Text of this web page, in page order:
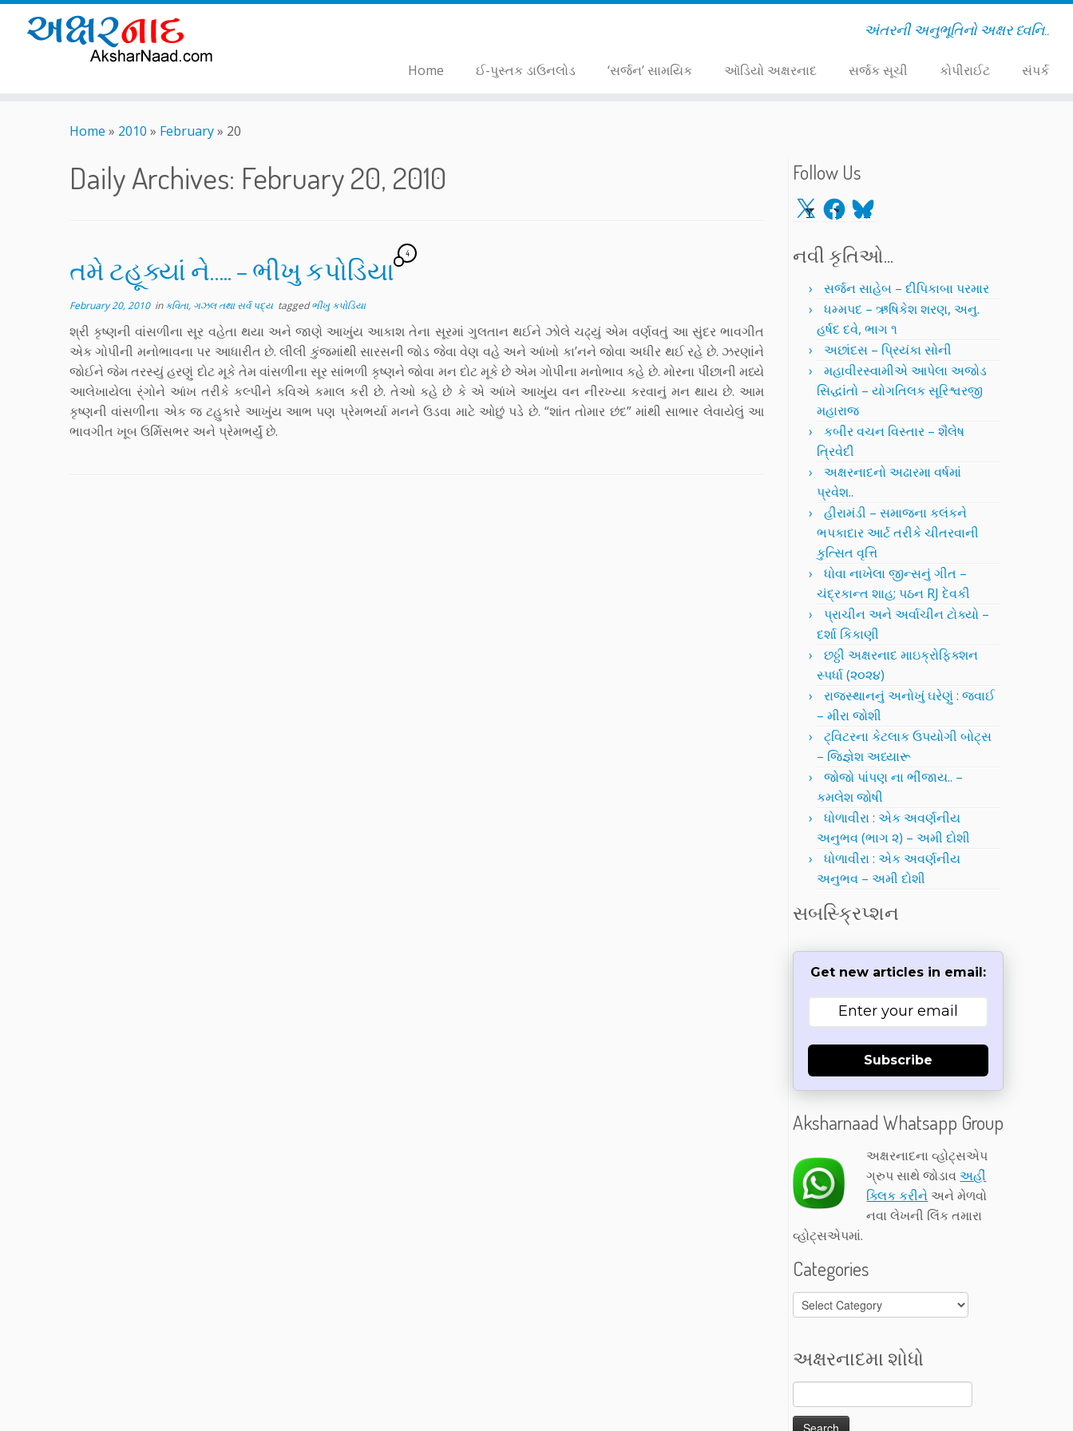
અંતરની અનુભૂતિનો અક્ષર ધ્વનિ..
Home ઈ-પુસ્તક ડાઉનલોડ ‘સર્જન’ સામયિક ઑડિયો અક્ષરનાદ સર્જક સૂચી કોપીરાઈટ સંપર્ક
Home » 2010 » February» 20
Daily Archives: February 20, 2010
તમે ટહૂક્યાં ને….. – ભીખુ કપોડિયા
4
February 20, 2010inકવિતા, ગઝલ તથા સર્વ પદ્ય taggedભીખુ કપોડિયા
શ્રી કૃષ્ણની વાંસળીના સૂર વહેતા થયા અને જાણે આખુંય આકાશ તેના સૂરમાં ગુલતાન થઈને ઝોલે ચઢ્યું એમ વર્ણવતું આ સુંદર ભાવગીત
એક ગોપીની મનોભાવના પર આધારીત છે. લીલી કુંજમાંથી સારસની જોડ જેવા વેણ વહે અને આંખો કા’નને જોવા અધીર થઈ રહે છે. ઝરણાંને
જોઈને જેમ તરસ્યું હરણું દોટ મૂકે તેમ વાંસળીના સૂર સાંભળી કૃષ્ણને જોવા મન દોટ મૂકે છે એમ ગોપીના મનોભાવ કહે છે. મોરના પીંછાની મધ્યે
આલેખાયેલા ર્ંગોને આંખ તરીકે કલ્પીને કવિએ કમાલ કરી છે. તેઓ કહે છે કે એ આંખે આખુંય વન નીરખ્યા કરવાનું મન થાય છે. આમ
કૃષ્ણની વાંસળીના એક જ ટહુકારે આખુંય આભ પણ પ્રેમભર્યા મનને ઉડવા માટે ઓછું પડે છે. “શાંત તોમાર છંદ” માંથી સાભાર લેવાયેલું આ
ભાવગીત ખૂબ ઉર્મિસભર અને પ્રેમભર્યું છે.
Follow Us
X Facebook
Bluesky
નવી કૃતિઓ…
સર્જન સાહેબ – દીપિકાબા પરમાર
ધમ્મપદ – ઋષિકેશ શરણ, અનુ.
હર્ષદ દવે, ભાગ ૧
અછાંદસ – પ્રિયંકા સોની
મહાવીરસ્વામીએ આપેલા અજોડ
સિદ્ધાંતો – યોગતિલક સૂરિશ્વરજી
મહારાજ
કબીર વચન વિસ્તાર – શૈલેષ
ત્રિવેદી
અક્ષરનાદનો અઢારમા વર્ષમાં
પ્રવેશ..
હીરામંડી – સમાજના કલંકને
ભપકાદાર આર્ટ તરીકે ચીતરવાની
કુત્સિત વૃત્તિ
ધોવા નાખેલા જીન્સનું ગીત –
ચંદ્રકાન્ત શાહ; પઠન RJ દેવકી
પ્રાચીન અને અર્વાચીન ટોક્યો –
દર્શા કિકાણી
છઠ્ઠી અક્ષરનાદ માઇક્રોફિક્શન
સ્પર્ધા (૨૦૨૪)
રાજસ્થાનનું અનોખું ઘરેણું : જવાઈ
– મીરા જોશી
ટ્વિટરના કેટલાક ઉપયોગી બોટ્સ
– જિજ્ઞેશ અધ્યારૂ
જોજો પાંપણ ના ભીંજાય.. –
કમલેશ જોષી
ધોળાવીરા : એક અવર્ણનીય
અનુભવ (ભાગ ૨) – અમી દોશી
ધોળાવીરા : એક અવર્ણનીય
અનુભવ – અમી દોશી
સબસ્ક્રિપ્શન
Get new articles in email:
Subscribe
Aksharnaad Whatsapp Group
અક્ષરનાદના વ્હોટ્સએપ
ગ્રુપ સાથે જોડાવઅહીં
ક્લિક કરીને અને મેળવો
નવા લેખની લિંક તમારા
વ્હોટ્સએપમાં.
Categories
Categories
અક્ષરનાદમા શોધો